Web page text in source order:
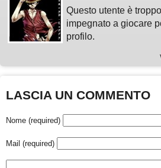
Questo utente è
impegnato a giocare
profilo.
LASCIA UN COMMENTO
Nome (required)
Mail (required)